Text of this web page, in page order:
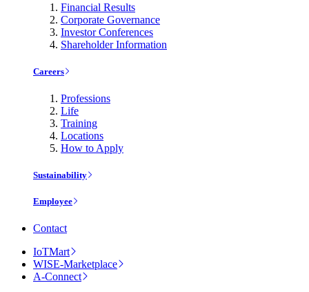
Financial Results
Corporate Governance
Investor Conferences
Shareholder Information
Careers
Professions
Life
Training
Locations
How to Apply
Sustainability
Employee
Contact
IoTMart
WISE-Marketplace
A-Connect